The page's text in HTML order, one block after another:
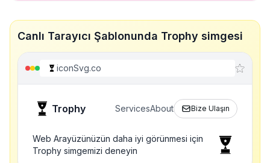
Canlı Tarayıcı Şablonunda Trophy simgesi
iconSvg.co
Trophy ServicesAbout Bize Ulaşın
Web Arayüzünüzün daha iyi görünmesi için
Trophy simgemizi deneyin